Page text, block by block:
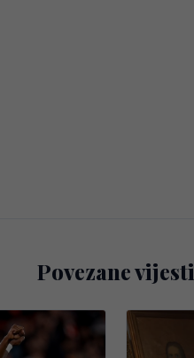
Povezane vijesti